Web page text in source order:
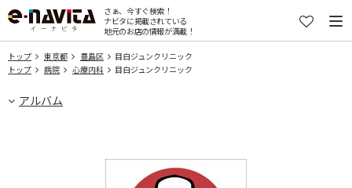
さぁ、今すぐ検索！
ナビタに掲載されている
地元のお店の情報が満載！
トップ 東京都 豊島区
目白ジュンクリニック
トップ
病院 心療内科 目白ジュンクリニック
アルバム